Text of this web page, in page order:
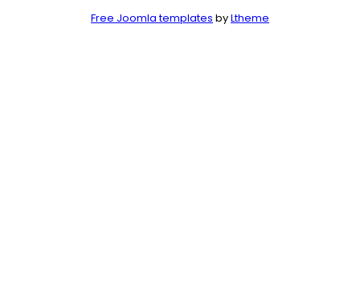
Free Joomla templates byLtheme